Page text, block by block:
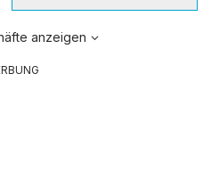
anzeigen